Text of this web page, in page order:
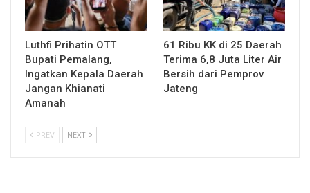
Luthfi Prihatin OTT
Bupati Pemalang,
Ingatkan Kepala Daerah
Jangan Khianati
Amanah
61 Ribu KK di 25 Daerah
Terima 6,8 Juta Liter Air
Bersih dari Pemprov
Jateng
PREV NEXT